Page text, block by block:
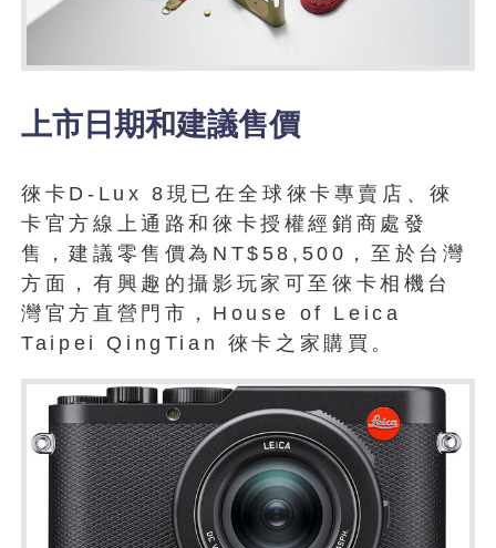
上市日期和建議售價
徠卡D-Lux 8現已在全球徠卡專賣店、徠
卡官方線上通路和徠卡授權經銷商處發
售，建議零售價為NT$58,500，至於台灣
方面，有興趣的攝影玩家可至徠卡相機台
灣官方直營門市，House of Leica
Taipei QingTian 徠卡之家購買。